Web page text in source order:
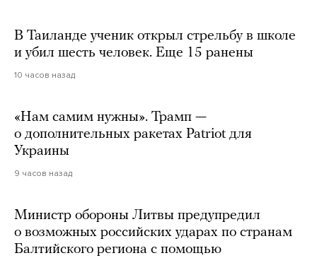
В Таиланде ученик открыл стрельбу в школе
и убил шесть человек. Еще 15 ранены
10 часов назад
«Нам самим нужны». Трамп —
о дополнительных ракетах Patriot для
Украины
9 часов назад
Министр обороны Литвы предупредил
о возможных российских ударах по странам
Балтийского региона с помощью